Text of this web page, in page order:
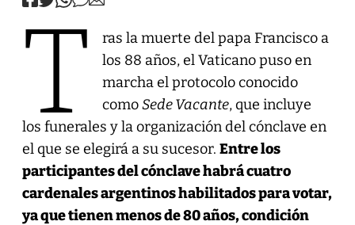
T
ras la muerte del papa Francisco a
los 88 años, el Vaticano puso en
marcha el protocolo conocido
comoSede Vacante, que incluye
los funerales y la organización del cónclave en
el que se elegirá a su sucesor. Entre los
participantes del cónclave habrá cuatro
cardenales argentinos habilitados para votar,
ya que tienen menos de 80 años, condición